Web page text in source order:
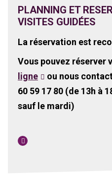
PLANNING ET
VISITES GUIDÉES
La réservation est
Vous pouvez réserver
ligne
ou nous
60 59 17 80 (de 13h à
sauf le mardi)